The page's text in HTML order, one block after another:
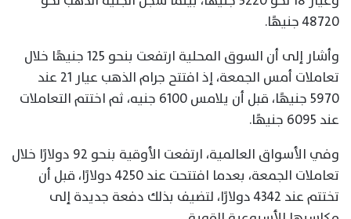
48720 جنيهًا.
وأشار إلى أن السوق المحلية ارتفعت بنحو 125 جنيهًا خلال
تعاملات أمس الجمعة، إذ افتتح جرام الذهب عيار 21 عند
5970 جنيهًا، قبل أن يلامس 6100 جنيه، ثم اختتم التعاملات
عند 6095 جنيهًا.
وفي الأسواق العالمية، ارتفعت الأوقية بنحو 92 دولارًا خلال
تعاملات الجمعة، بعدما افتتحت عند 4250 دولارًا، قبل أن
تختتم عند 4342 دولارًا، لتضيف بذلك دفعة جديدة إلى